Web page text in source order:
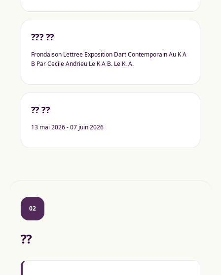
??? ??
Frondaison Lettree Exposition Dart Contemporain Au K A
B Par Cecile Andrieu Le K A B. Le K. A.
?? ??
13 mai 2026 - 07 juin 2026
02
??